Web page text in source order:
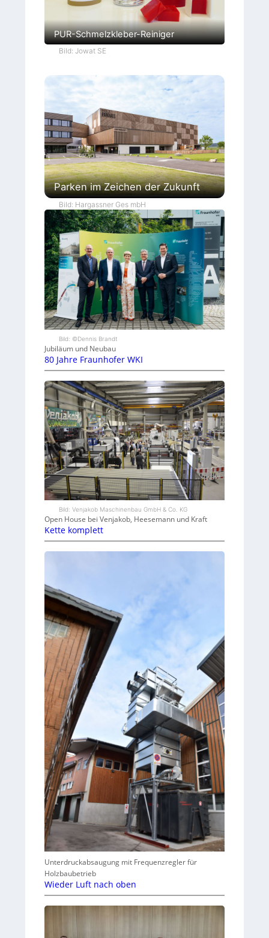
PUR-Schmelzkleber-Reiniger
Bild: Jowat SE
Parken im Zeichen der Zukunft
Bild: Hargassner Ges mbH
Bild: ©Dennis Brandt
Jubiläum und Neubau
80 Jahre Fraunhofer WKI
Bild: Venjakob Maschinenbau GmbH & Co. KG
Open House bei Venjakob, Heesemann und Kraft
Kette komplett
Unterdruckabsaugung mit Frequenzregler für
Holzbaubetrieb
Wieder Luft nach oben